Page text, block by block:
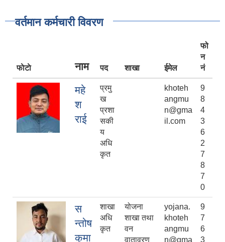
वर्तमान कर्मचारी विवरण
फाेटाे नाम पद शाखा ईमेल
फो
न
नं
महे
श
राई
प्रमु
ख
प्रशा
सकी
य
अधि
कृत
khoteh
angmu
n@gma
il.com
9
8
4
3
6
2
7
8
7
0
स
न्तोष
कुमा
शाखा
अधि
कृत
योजना
शाखा तथा
वन
वातावरण
yojana.
khoteh
angmu
n@gma
9
7
6
3